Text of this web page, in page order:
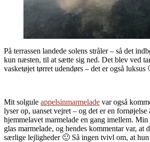
På terrassen landede solens stråler – så det
kun næsten, til at sætte sig ned. Det blev ved
vasketøjet tørret udendørs – det er også luksus
Mit solgule appelsinmarmelade var også
lyser op, uanset vejret – og det er en fornøjelse
hjemmelavet marmelade en gang imellem. Min
glas marmelade, og hendes kommentar var, at
særlige lejligheder 🙂 Så ingen tvivl om, at